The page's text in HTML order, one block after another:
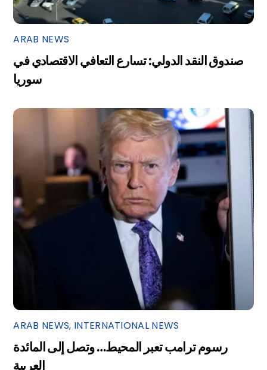
ARAB NEWS
صندوق النقد الدولي: تسارع التعافي الاقتصادي في
سوريا
ARAB NEWS, INTERNATIONAL NEWS
رسوم ترامب تعبر المحيط… وتصل إلى المائدة
العربية